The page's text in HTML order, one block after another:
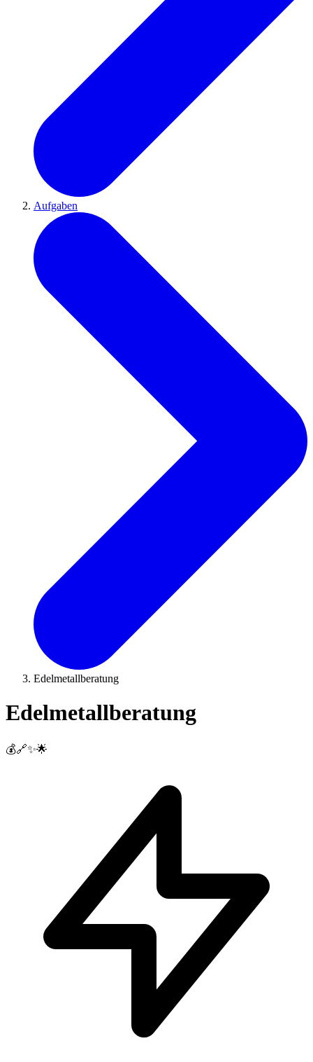
Aufgaben
Edelmetallberatung
Edelmetallberatung
💰🔗✨🌟